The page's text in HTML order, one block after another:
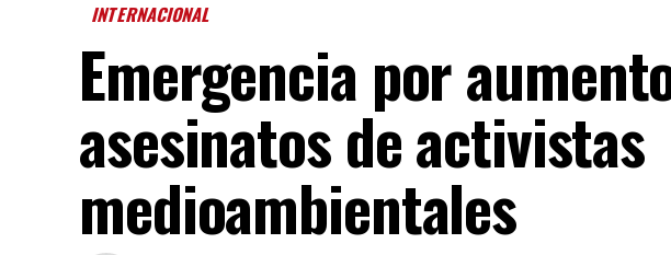
INTERNACIONAL
Emergencia por
asesinatos de activistas
medioambientales